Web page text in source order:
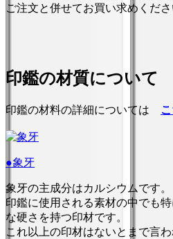
ご注文と併せてお買い求めくださ
印鑑の材質について
印鑑の材料の詳細については
●象牙
象牙の主成分はカルシウムです。
印鑑に使用される素材の中でも
な硬さを持つ印材です。
これ以上の印材はないとまで言